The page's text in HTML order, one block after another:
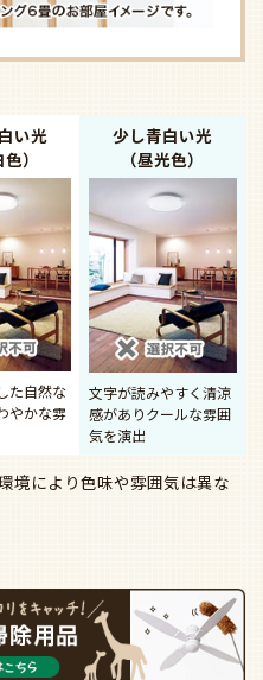
い光
）
た自然な
やかな雰
少し青白い光
（昼光色）
文字が読みやすく清涼
感がありクールな雰囲
気を演出
境により色味や雰囲気は異な